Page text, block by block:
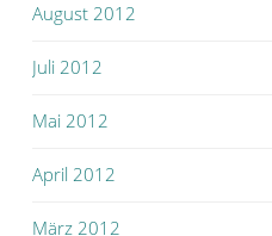
August 2012
Juli 2012
Mai 2012
April 2012
März 2012